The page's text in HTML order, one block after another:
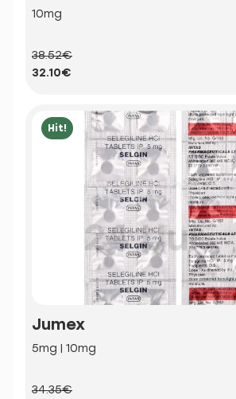
10mg
38.52€
32.10€
Hit!
Jumex
5mg | 10mg
34.35€